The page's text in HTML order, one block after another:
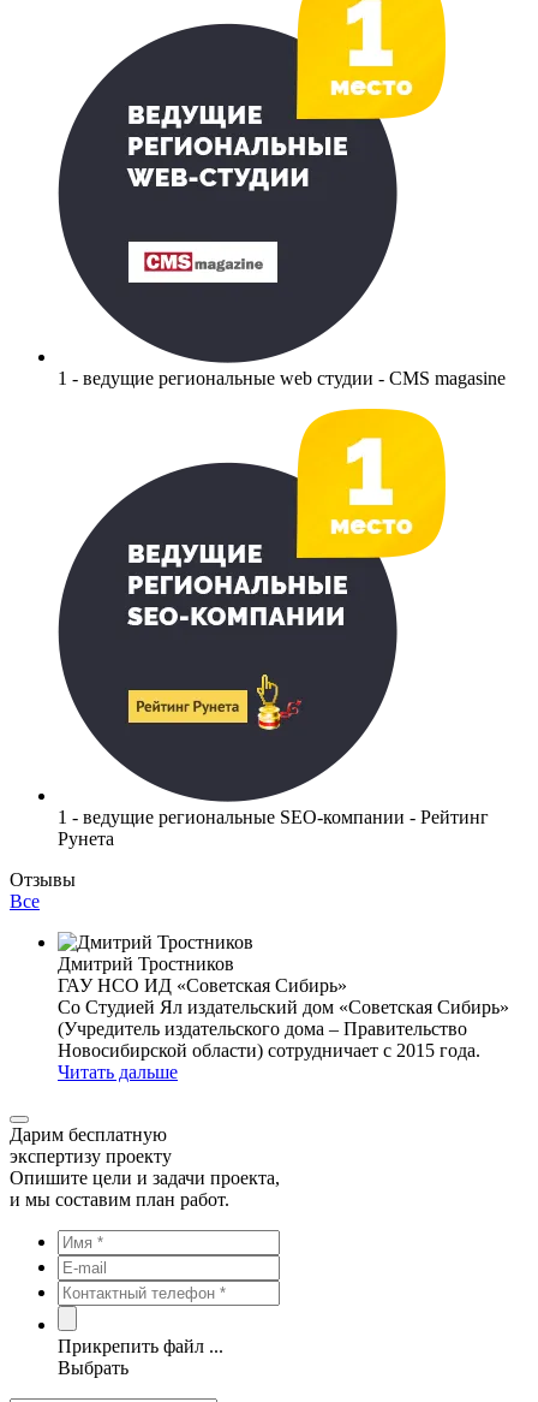
1 - ведущие региональные web студии - CMS magasine
1 - ведущие региональные SEO-компании - Рейтинг
Рунета
Отзывы
Все
Дмитрий Тростников
ГАУ НСО ИД «Советская Сибирь»
Со Студией Ял издательский дом «Советская Сибирь»
(Учредитель издательского дома – Правительство
Новосибирской области) сотрудничает с 2015 года.
Читать дальше
Дарим бесплатную
экспертизу проекту
Опишите цели и задачи проекта,
и мы составим план работ.
Прикрепить файл ...
Выбрать